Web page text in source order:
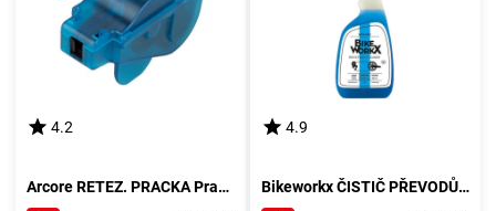
4.2
Arcore RETEZ. PRACKA Pračka řetězu, modrá
4.9
Bikeworkx ČISTIČ PŘEVODŮ 500 ml Odmašťovač, modrá